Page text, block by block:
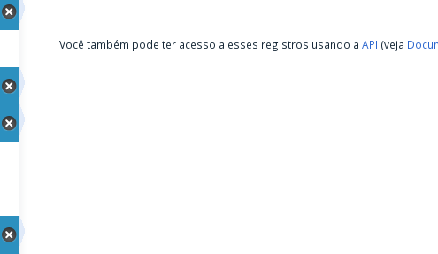
Você também pode ter acesso a esses registros usando a API (veja